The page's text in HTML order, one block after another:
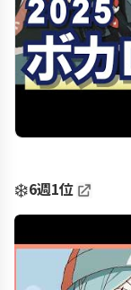
❄️6週1位